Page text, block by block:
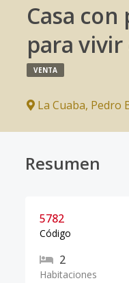
Casa
para
VENTA
La Cuaba, Pedro
Resumen
5782
Código
2
Habitaciones